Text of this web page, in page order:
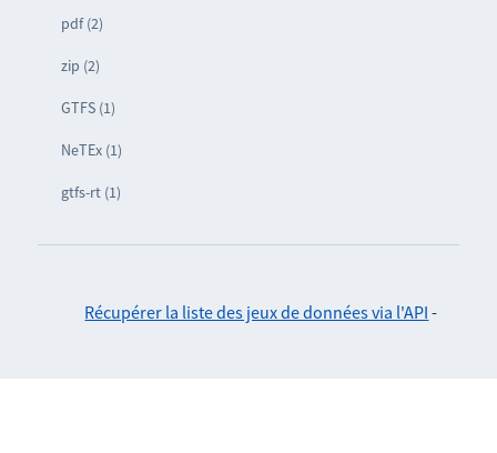
pdf (2)
zip (2)
GTFS (1)
NeTEx (1)
gtfs-rt (1)
Récupérer la liste des jeux de données via l'API -